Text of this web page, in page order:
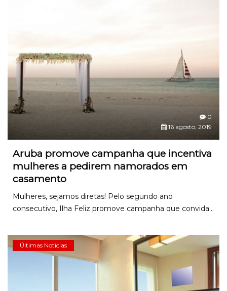
0
16 agosto, 2019
Aruba promove campanha que incentiva
mulheres a pedirem namorados em
casamento
Mulheres, sejamos diretas! Pelo segundo ano
consecutivo, Ilha Feliz promove campanha que convida...
Últimas Notícias